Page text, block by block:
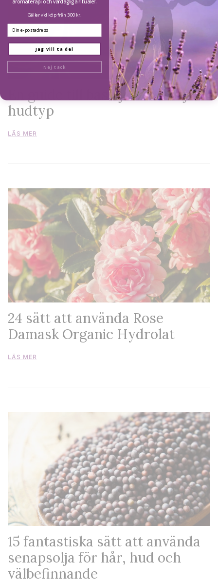
En guide till basoljor för varje
hudtyp
LÄS MER
24 sätt att använda Rose
Damask Organic Hydrolat
LÄS MER
15 fantastiska sätt att använda
senapsolja för hår, hud och
välbefinnande
aromaterapi och vardagliga ritualer.
Gäller vid köp från 300 kr.
Jag vill ta del
Nej tack